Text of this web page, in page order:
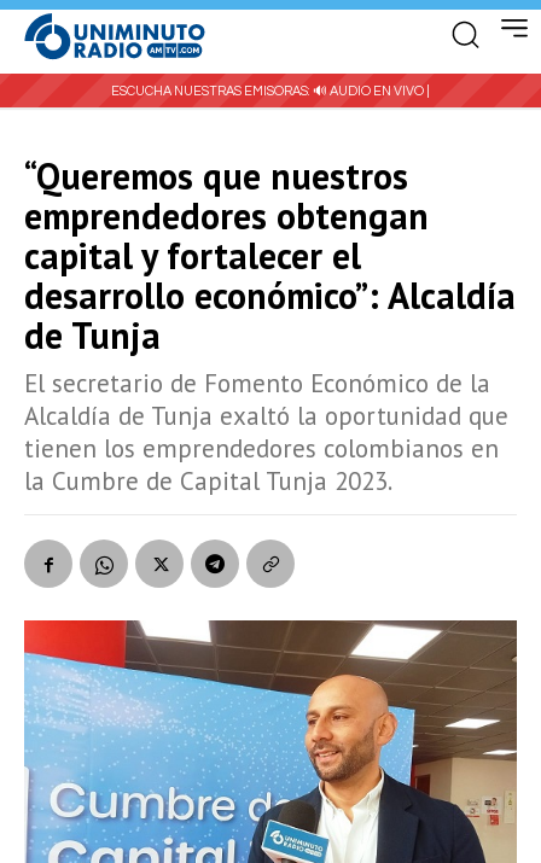
ESCUCHA NUESTRAS EMISORAS: 🔊 AUDIO EN VIVO |
“Queremos que nuestros
emprendedores obtengan
capital y fortalecer el
desarrollo económico”: Alcaldía
de Tunja
El secretario de Fomento Económico de la
Alcaldía de Tunja exaltó la oportunidad que
tienen los emprendedores colombianos en
la Cumbre de Capital Tunja 2023.